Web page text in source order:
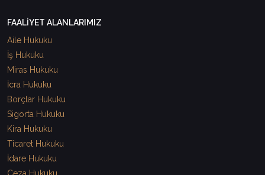
FAALİYET ALANLARIMIZ
Aile Hukuku
İş Hukuku
Miras Hukuku
İcra Hukuku
Borçlar Hukuku
Sigorta Hukuku
Kira Hukuku
Ticaret Hukuku
İdare Hukuku